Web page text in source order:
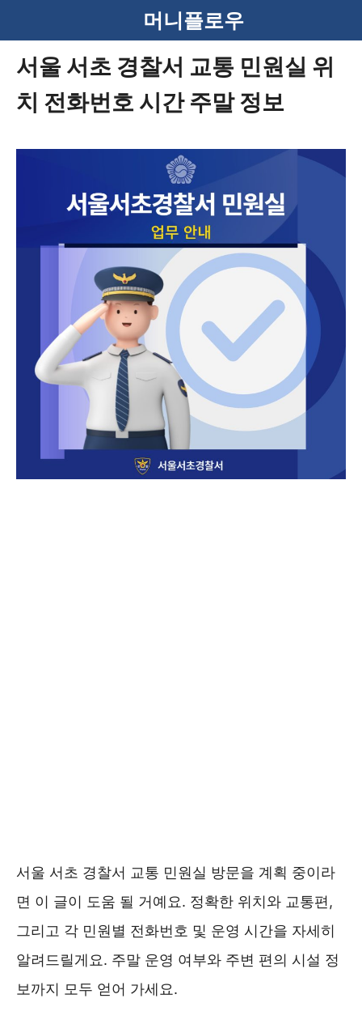
텐
머니플로우
서울 서초 경찰서 교통 민원실 위
치 전화번호 시간 주말 정보
서울 서초 경찰서 교통 민원실 방문을 계획 중이라
면 이 글이 도움 될 거예요. 정확한 위치와 교통편,
그리고 각 민원별 전화번호 및 운영 시간을 자세히
알려드릴게요. 주말 운영 여부와 주변 편의 시설 정
보까지 모두 얻어 가세요.